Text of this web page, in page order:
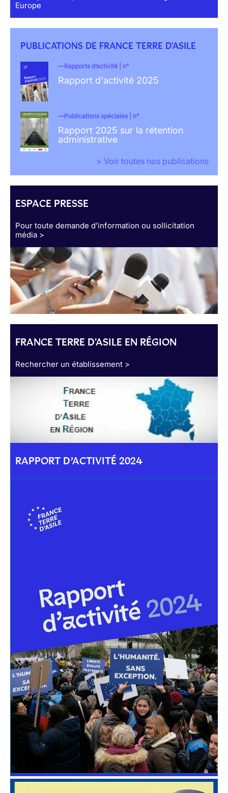
Europe
PUBLICATIONS DE FRANCE TERRE D'ASILE
Rapports d’activité | n°
Rapport d'activité 2025
Publications spéciales | n°
Rapport 2025 sur la rétention
administrative
> Voir toutes nos publications
ESPACE PRESSE
Pour toute demande d’information ou sollicitation
média >
FRANCE TERRE D'ASILE EN RÉGION
Rechercher un établissement >
RAPPORT D’ACTIVITÉ 2024